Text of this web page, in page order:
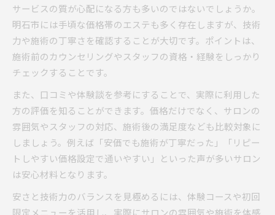
サービスの質が心配になる方も多いのではないでしょうか。
明石市には手頃な価格帯のエステも多く存在しますが、技術
力や施術の丁寧さを確認することが大切です。ポイントは、
施術前のカウンセリングやスタッフの資格・経験をしっかり
チェックすることです。
また、口コミや体験談を参考にすることで、実際に利用した
方の評価を知ることができます。価格だけでなく、サロンの
雰囲気やスタッフの対応、施術後の満足度なども比較対象に
しましょう。例えば「安価でも施術が丁寧だった」「リピー
トしやすい価格設定で通いやすい」といった声が多いサロン
は安心材料となります。
安さと技術力のバランスを見極めるには、体験コースや初回